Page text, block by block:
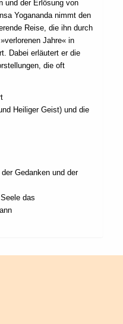
und der Erlösung von
Yogananda nimmt den
Reise, die ihn durch
Jahre« in
Dabei erläutert er die
die oft
Heiliger Geist) und die
Gedanken und der
das